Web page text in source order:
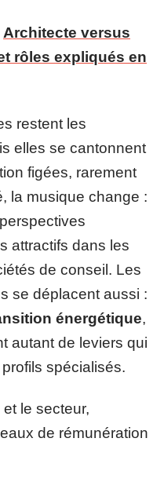
Architecte versus
rôles expliqués en
restent les
elles se cantonnent
figées, rarement
la musique change :
attractifs dans les
de conseil. Les
se déplacent aussi :
énergétique,
autant de leviers qui
spécialisés.
le secteur,
de rémunération